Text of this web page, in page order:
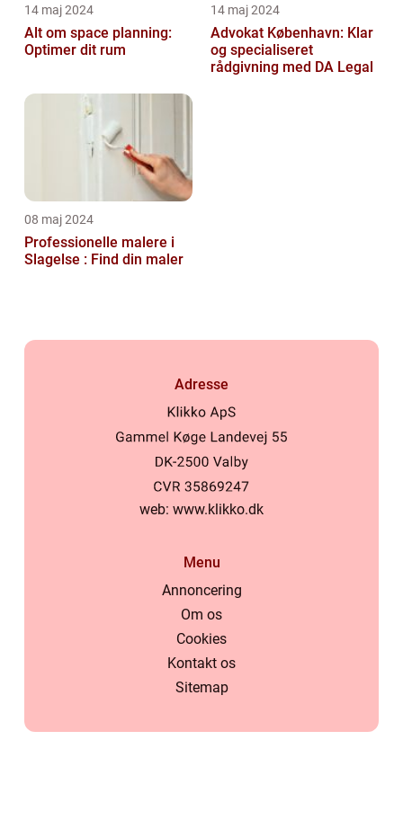
14 maj 2024
Alt om space planning:
Optimer dit rum
14 maj 2024
Advokat København: Klar
og specialiseret
rådgivning med DA Legal
08 maj 2024
Professionelle malere i
Slagelse : Find din maler
Adresse
web: www.klikko.dk
Menu
Annoncering
Om os
Cookies
Kontakt os
Sitemap